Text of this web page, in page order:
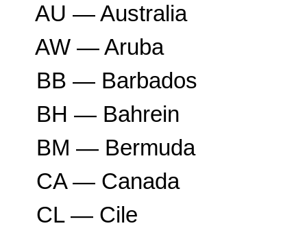
AU — Australia
AW — Aruba
BB — Barbados
BH — Bahrein
BM — Bermuda
CA — Canada
CL — Cile